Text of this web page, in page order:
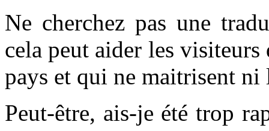
Ne cherchez pas une
cela peut aider les
pays et qui ne maitrisent
Peut-être, ais-je été trop